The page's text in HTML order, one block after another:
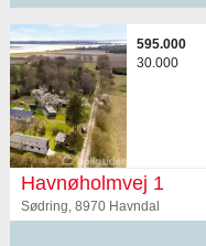
595.000
30.000
Havnøholmvej 1
Sødring, 8970 Havndal